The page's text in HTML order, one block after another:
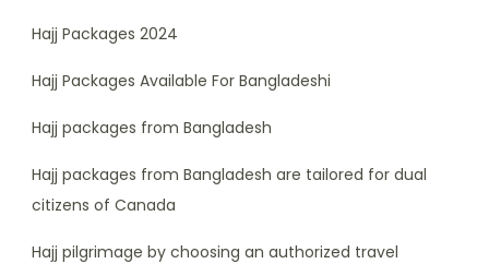
Hajj Packages 2024
Hajj Packages Available For Bangladeshi
Hajj packages from Bangladesh
Hajj packages from Bangladesh are tailored for dual
citizens of Canada
Hajj pilgrimage by choosing an authorized travel